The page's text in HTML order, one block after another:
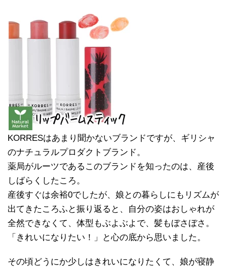
KORRESはあまり聞かないブランドですが、ギリシャ
のナチュラルプロダクトブランド。
薬局がルーツであるこのブランドを知ったのは、産後
しばらくしたころ。
産後すぐは余裕0でしたが、娘との暮らしにもリズムが
出てきたころふと振り返ると、自分の姿はおしゃれが
全然できなくて、体型もぶよぶよで、髪もぼさぼさ。
「きれいになりたい！」と心の底から思いました。
その頃どうにか少しはきれいになりたくて、娘が寝静